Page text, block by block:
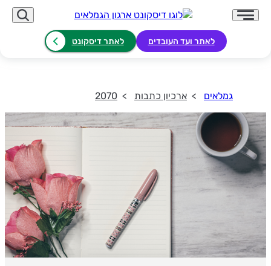
לאתר ועד העובדים לאתר דיסקונט
גמלאים ארכיון כתבות 2070